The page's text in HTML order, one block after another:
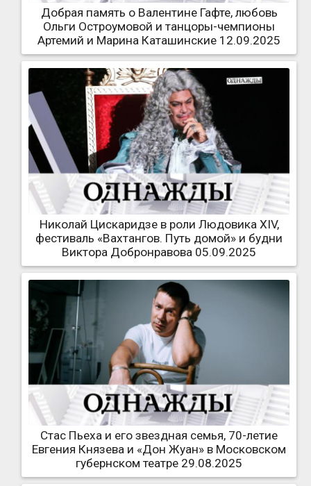
Добрая память о Валентине Гафте, любовь
Ольги Остроумовой и танцоры-чемпионы
Артемий и Марина Каташинские 12.09.2025
Николай Цискаридзе в роли Людовика XIV,
фестиваль «Вахтангов. Путь домой» и будни
Виктора Добронравова 05.09.2025
Стас Пьеха и его звездная семья, 70-летие
Евгения Князева и «Дон Жуан» в Московском
губернском театре 29.08.2025